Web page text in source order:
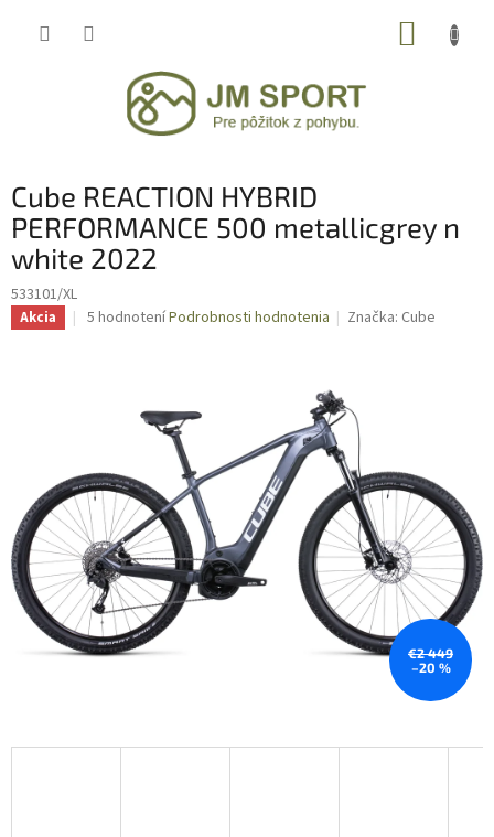
Cube REACTION HYBRID
PERFORMANCE 500 metallicgrey n
white 2022
533101/XL
Akcia
Priemerné
5 hodnoteníPodrobnosti hodnotenia Značka: Cube
€2 449
–20 %